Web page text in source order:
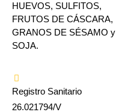
HUEVOS, SULFITOS,
FRUTOS DE CÁSCARA,
GRANOS DE SÉSAMO y
SOJA.
Registro Sanitario
26.021794/V